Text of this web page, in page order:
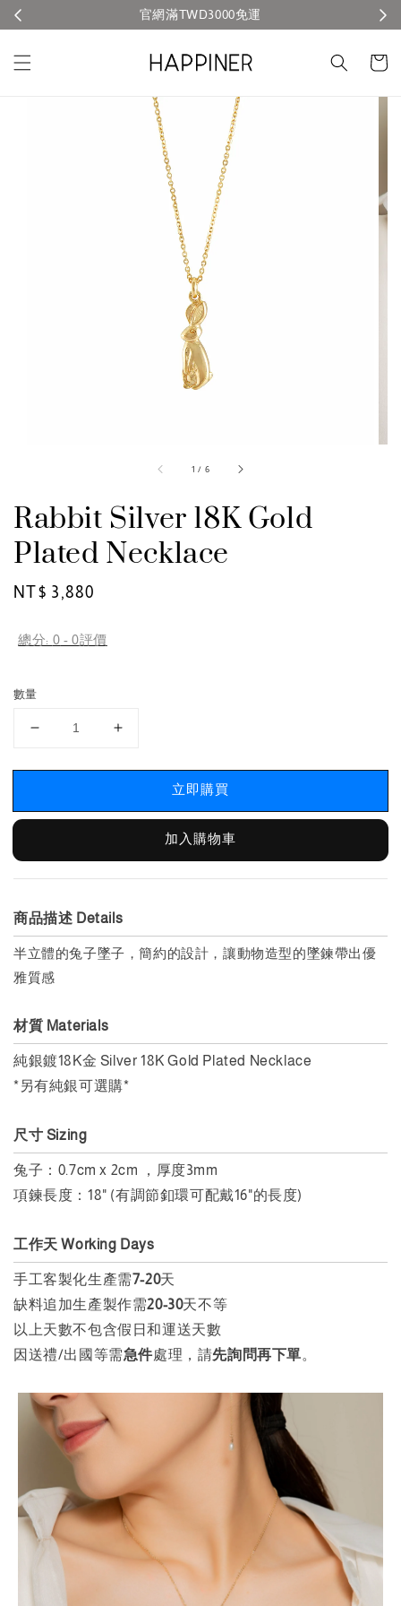
官網滿TWD3000免運
1 / 6
Rabbit Silver 18K Gold
Plated Necklace
Regular
NT$ 3,880
總分: 0 - 0評價
數量
立即購買
加入購物車
商品描述 Details
半立體的兔子墜子，簡約的設計，讓動物造型的墜鍊帶出優
雅質感
材質 Materials
純銀鍍18K金 Silver 18K Gold Plated Necklace
*另有純銀可選購*
尺寸 Sizing
兔子：0.7cm x 2cm ， 厚度3mm
項鍊長度：18" (有調節釦環可配戴16"的長度)
工作天 Working Days
手工客製化生產需7-20天
缺料追加生產製作需20-30天不等
以上天數不包含假日和運送天數
因送禮/出國等需急件處理，請先詢問再下單。